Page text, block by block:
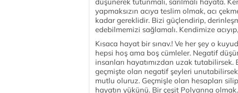
yapmaksızın acıya teslim olmak, acı
kadar gereklidir. Bizi güçlendirip,
edebilmemizi sağlamalı. Kendimize
Kısaca hayat bir sınav.! Ve her şey o
hepsi hoş ama boş cümleler. Negatif
insanları hayatımızdan uzak
geçmişte olan negatif şeyleri
mutlu oluruz. Geçmişle olan hesapları
hayatın yükünü. Bir çeşit Polyanna